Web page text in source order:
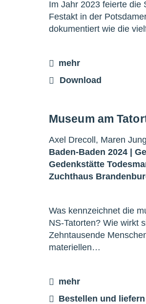
Im Jahr 2023 feierte die
Festakt in der
dokumentiert wie die
mehr
Download
Museum am
Axel Drecoll, Maren
Baden-Baden 2024 |
Gedenkstätte
Zuchthaus
Was kennzeichnet die
NS-Tatorten? Wie wirkt
Zehntausende
materiellen…
mehr
Bestellen und